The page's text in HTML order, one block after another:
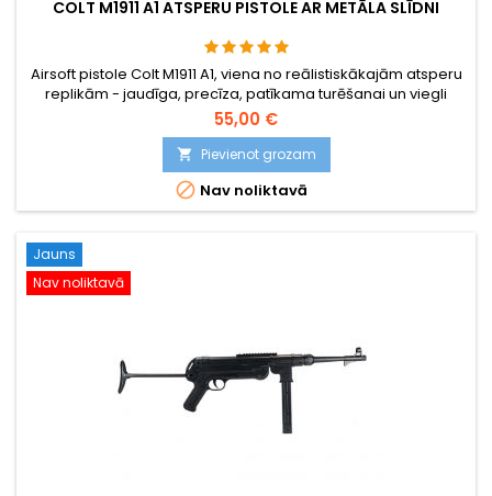
COLT M1911 A1 ATSPERU PISTOLE AR METĀLA SLĪDNI
Airsoft pistole Colt M1911 A1, viena no reālistiskākajām atsperu
replikām - jaudīga, precīza, patīkama turēšanai un viegli
lietojama. BAXS šaušanas sistēma liek BB lidojuma laikā
griezties, tāpēc tiek panākta labāka precizitāte un darbības
rādiuss.
55,00 €
 Pievienot grozam
 Nav noliktavā
Jauns
Nav noliktavā